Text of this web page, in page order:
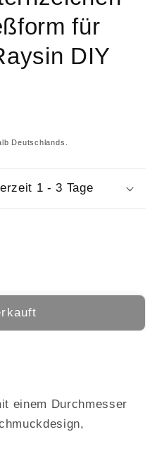
für
DIY
Deutschlands.
1 - 3 Tage
einem Durchmesser